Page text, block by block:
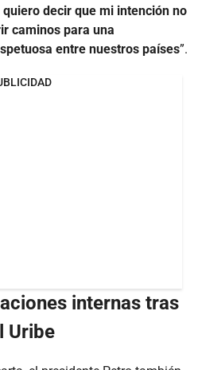
quiero decir que mi intención no
caminos para una
entre nuestros países”.
internas tras
Uribe